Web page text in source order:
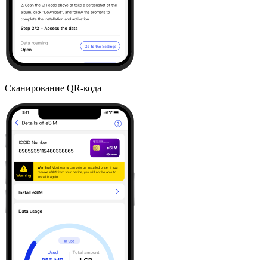
Сканирование QR-кода